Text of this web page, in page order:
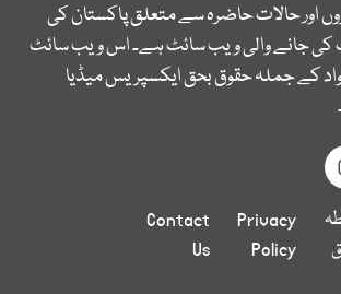
اور حالات حاضرہ سے متعلق پاکستان کی
جانے والی ویب سائٹ ہے۔ اس ویب سائٹ
کے جملہ حقوق بحق ایکسپریس میڈیا
Privacy
Policy
Contact
Us